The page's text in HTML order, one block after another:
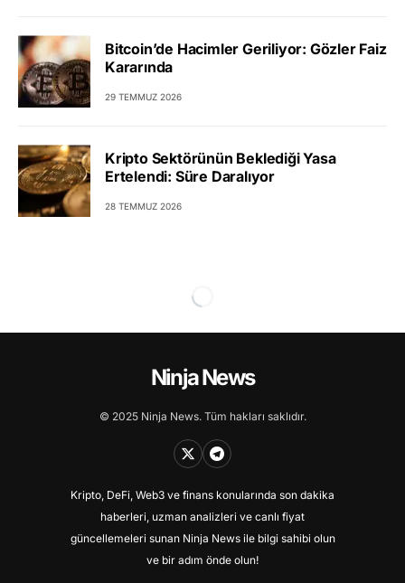
Bitcoin’de Hacimler Geriliyor: Gözler Faiz
Kararında
29 TEMMUZ 2026
Kripto Sektörünün Beklediği Yasa
Ertelendi: Süre Daralıyor
28 TEMMUZ 2026
Ninja News
© 2025 Ninja News. Tüm hakları saklıdır.
Kripto, DeFi, Web3 ve finans konularında son dakika
haberleri, uzman analizleri ve canlı fiyat
güncellemeleri sunan Ninja News ile bilgi sahibi olun
ve bir adım önde olun!